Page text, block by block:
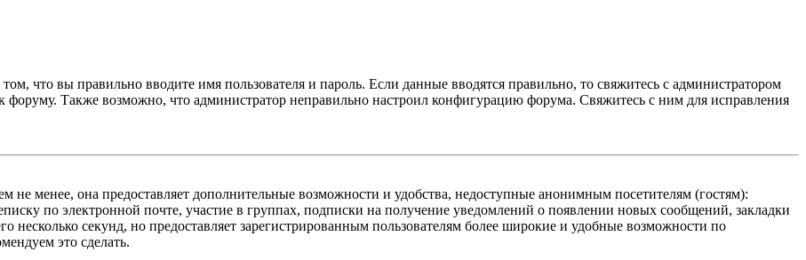
что вы правильно вводите имя пользователя и пароль. Если данные вводятся правильно, то свяжитесь с администратором
Также возможно, что администратор неправильно настроил конфигурацию форума. Свяжитесь с ним для исправления
не менее, она предоставляет дополнительные возможности и удобства, недоступные анонимным посетителям (гостям):
по электронной почте, участие в группах, подписки на получение уведомлений о появлении новых сообщений, закладки
несколько секунд, но предоставляет зарегистрированным пользователям более широкие и удобные возможности по
это сделать.